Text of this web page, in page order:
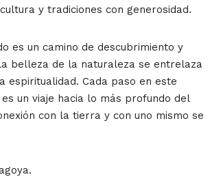
y tradiciones con generosidad.
es un camino de descubrimiento y
belleza de la naturaleza se entrelaza
espiritualidad. Cada paso en este
un viaje hacia lo más profundo del
con la tierra y con uno mismo se